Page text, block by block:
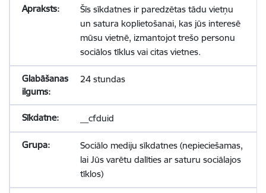
Šīs sīkdatnes ir paredzētas tādu vietņu
un satura koplietošanai, kas jūs interesē
mūsu vietnē, izmantojot trešo personu
sociālos tīklus vai citas vietnes.
24 stundas
__cfduid
Sociālo mediju sīkdatnes (nepieciešamas,
lai Jūs varētu dalīties ar saturu sociālajos
tīklos)